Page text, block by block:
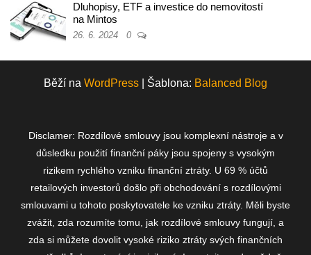
Dluhopisy, ETF a investice do nemovitostí
na Mintos
26. 6. 2024 0
Běží na WordPress Šablona: Balanced Blog
Disclamer: Rozdílové smlouvy jsou komplexní nástroje a v
důsledku použití finanční páky jsou spojeny s vysokým
rizikem rychlého vzniku finanční ztráty. U 69 % účtů
retailových investorů došlo při obchodování s rozdílovými
smlouvami u tohoto poskytovatele ke vzniku ztráty. Měli byste
zvážit, zda rozumíte tomu, jak rozdílové smlouvy fungují, a
zda si můžete dovolit vysoké riziko ztráty svých finančních